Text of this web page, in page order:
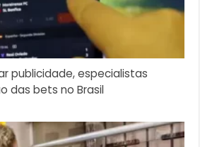
publicidade, especialistas
das bets no Brasil